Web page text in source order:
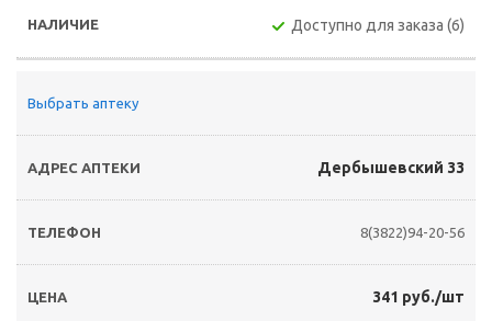
Доступно для заказа (6)
Выбрать аптеку
Дербышевский 33
8(3822)94-20-56
341 руб./шт